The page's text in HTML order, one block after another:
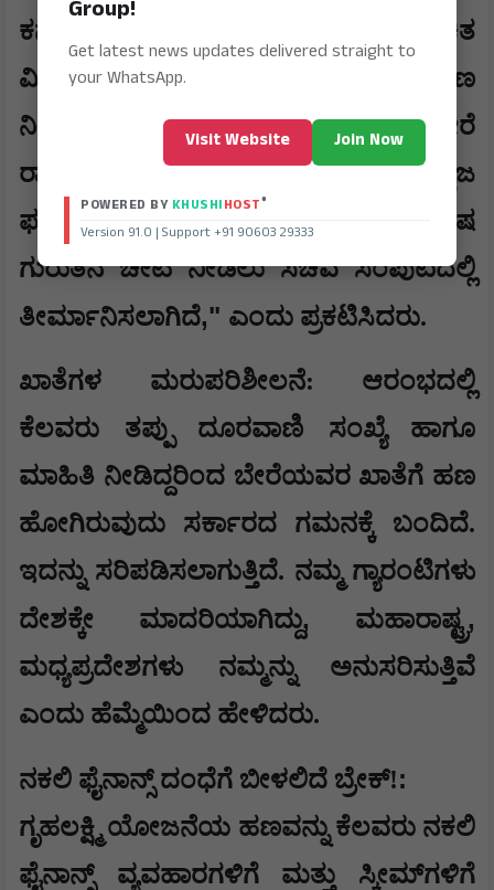
ಕರ್ನಾಟಕದ ಮತದಾರರಿಗೆ ಮತ್ತು ಜನರಿಗೆ ಉಚಿತ
ವಿದ್ಯುತ್ ಹಾಗೂ ಗೃಹಲಕ್ಷ್ಮಿ ಹಣ
ನೀಡುತ್ತಿದ್ದೇವೆಯೇ ಹೊರತು ಬೇರೆ
ರಾಜ್ಯದವರಿಗಲ್ಲ. ಹೀಗಾಗಿ ನೈಜ
ಫಲಾನುಭವಿಗಳನ್ನು ಗುರುತಿಸಲು ವಿಶೇಷ
ಗುರುತಿನ ಚೀಟಿ ನೀಡಲು ಸಚಿವ ಸಂಪುಟದಲ್ಲಿ
ತೀರ್ಮಾನಿಸಲಾಗಿದೆ," ಎಂದು ಪ್ರಕಟಿಸಿದರು.
ಖಾತೆಗಳ ಮರುಪರಿಶೀಲನೆ: ಆರಂಭದಲ್ಲಿ
ಕೆಲವರು ತಪ್ಪು ದೂರವಾಣಿ ಸಂಖ್ಯೆ ಹಾಗೂ
ಮಾಹಿತಿ ನೀಡಿದ್ದರಿಂದ ಬೇರೆಯವರ ಖಾತೆಗೆ ಹಣ
ಹೋಗಿರುವುದು ಸರ್ಕಾರದ ಗಮನಕ್ಕೆ ಬಂದಿದೆ.
ಇದನ್ನು ಸರಿಪಡಿಸಲಾಗುತ್ತಿದೆ. ನಮ್ಮ ಗ್ಯಾರಂಟಿಗಳು
ದೇಶಕ್ಕೇ ಮಾದರಿಯಾಗಿದ್ದು, ಮಹಾರಾಷ್ಟ್ರ,
ಮಧ್ಯಪ್ರದೇಶಗಳು ನಮ್ಮನ್ನು ಅನುಸರಿಸುತ್ತಿವೆ
ಎಂದು ಹೆಮ್ಮೆಯಿಂದ ಹೇಳಿದರು.
ನಕಲಿ ಫೈನಾನ್ಸ್ ದಂಧೆಗೆ ಬೀಳಲಿದೆ ಬ್ರೇಕ್!:
ಗೃಹಲಕ್ಷ್ಮಿ ಯೋಜನೆಯ ಹಣವನ್ನು ಕೆಲವರು ನಕಲಿ
ಫೈನಾನ್ಸ್ ವ್ಯವಹಾರಗಳಿಗೆ ಮತ್ತು ಸ್ಕೀಮ್‌ಗಳಿಗೆ
Group!
Get latest news updates delivered straight to
your WhatsApp.
Visit Website Join Now
POWERED BY KHUSHIHOST®
Version 91.0 | Support +91 90603 29333